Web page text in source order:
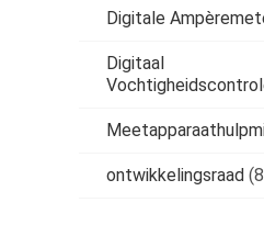
Digitale
Digitaal
ontwikkelingsraad